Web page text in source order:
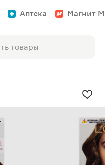
Аптека Магнит